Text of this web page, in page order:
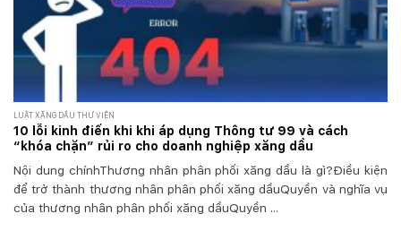
LUẬT XĂNG DẦU THƯ VIỆN
10 lỗi kinh điển khi khi áp dụng Thông tư 99 và cách
“khóa chặn” rủi ro cho doanh nghiệp xăng dầu
Nội dung chínhThương nhân phân phối xăng dầu là gì?Điều kiện
để trở thành thương nhân phân phối xăng dầuQuyền và nghĩa vụ
của thương nhân phân phối xăng dầuQuyền ...